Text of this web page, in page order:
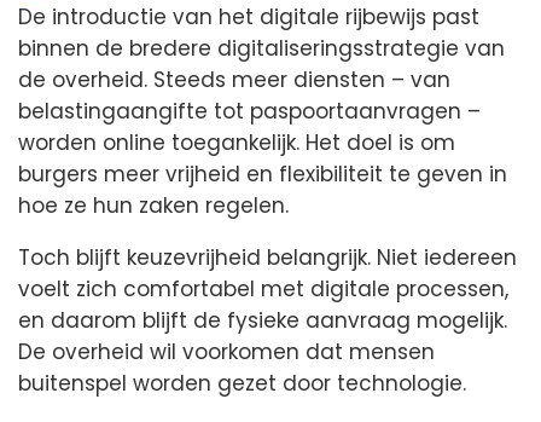
De introductie van het digitale rijbewijs past
binnen de bredere digitaliseringsstrategie van
de overheid. Steeds meer diensten – van
belastingaangifte tot paspoortaanvragen –
worden online toegankelijk. Het doel is om
burgers meer vrijheid en flexibiliteit te geven in
hoe ze hun zaken regelen.
Toch blijft keuzevrijheid belangrijk. Niet iedereen
voelt zich comfortabel met digitale processen,
en daarom blijft de fysieke aanvraag mogelijk.
De overheid wil voorkomen dat mensen
buitenspel worden gezet door technologie.